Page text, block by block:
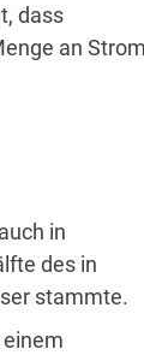
dass
an
in
des in
stammte.